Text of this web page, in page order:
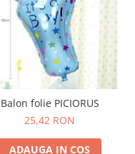
Balon folie PICIORUS
25,42 RON
ADAUGA IN COS